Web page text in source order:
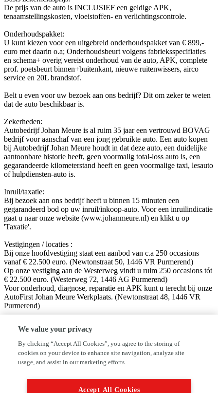
De prijs van de auto is INCLUSIEF een geldige APK,
tenaamstellingskosten, vloeistoffen- en verlichtingscontrole.
Onderhoudspakket:
U kunt kiezen voor een uitgebreid onderhoudspakket van € 899,-
euro met daarin o.a; Onderhoudsbeurt volgens fabrieksspecifiaties
en schema+ overig vereist onderhoud van de auto, APK, complete
prof. poetsbeurt binnen+buitenkant, nieuwe ruitenwissers, airco
service en 20L brandstof.
Belt u even voor uw bezoek aan ons bedrijf? Dit om zeker te weten
dat de auto beschikbaar is.
Zekerheden:
Autobedrijf Johan Meure is al ruim 35 jaar een vertrouwd BOVAG
bedrijf voor aanschaf van een jong gebruikte auto. Een auto kopen
bij Autobedrijf Johan Meure houdt in dat deze auto, een duidelijke
aantoonbare historie heeft, geen voormalig total-loss auto is, een
gegarandeerde kilometerstand heeft en geen voormalige taxi, lesauto
of hulpdiensten-auto is.
Inruil/taxatie:
Bij bezoek aan ons bedrijf heeft u binnen 15 minuten een
gegarandeerd bod op uw inruil/inkoop-auto. Voor een inruilindicatie
gaat u naar onze website (www.johanmeure.nl) en klikt u op
'Taxatie'.
Vestigingen / locaties :
Bij onze hoofdvestiging staat een aanbod van c.a 250 occasions
vanaf € 22.500 euro. (Newtonstraat 50, 1446 VR Purmerend)
Op onze vestiging aan de Westerweg vindt u ruim 250 occasions tót
€ 22.500 euro. (Westerweg 72, 1446 AG Purmerend)
Voor onderhoud, diagnose, reparatie en APK kunt u terecht bij onze
AutoFirst Johan Meure Werkplaats. (Newtonstraat 48, 1446 VR
Purmerend)
Facebook: Autobedrijf Johan Meure
Instagram: @autobedrijfjohanmeure
Hoewel aan de informatie van deze website de grootst mogelijke
We value your privacy
By clicking “Accept All Cookies”, you agree to the storing of
cookies on your device to enhance site navigation, analyze site
usage, and assist in our marketing efforts.
Accept All Cookies